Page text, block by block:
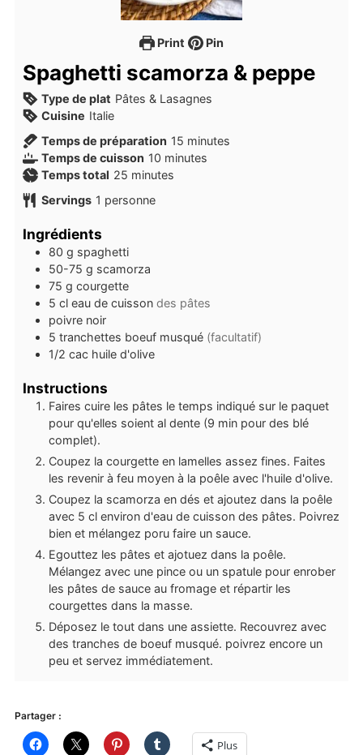
Print Pin
Spaghetti scamorza & peppe
Type de plat Pâtes & Lasagnes
Cuisine Italie
Temps de préparation 15 minutes
minutes
Temps de cuisson 10 minutes
minutes
Temps total 25 minutes
minutes
Servings 1 personne
Ingrédients
80 g spaghetti
50-75 g scamorza
75 g courgette
5 cl eau de cuisson des pâtes
poivre noir
5 tranchettes boeuf musqué (facultatif)
1/2 cac huile d'olive
Instructions
Faires cuire les pâtes le temps indiqué sur le paquet
pour qu'elles soient al dente (9 min pour des blé
complet).
Coupez la courgette en lamelles assez fines. Faites
les revenir à feu moyen à la poêle avec l'huile d'olive.
Coupez la scamorza en dés et ajoutez dans la poêle
avec 5 cl environ d'eau de cuisson des pâtes. Poivrez
bien et mélangez poru faire un sauce.
Egouttez les pâtes et ajotuez dans la poêle.
Mélangez avec une pince ou un spatule pour enrober
les pâtes de sauce au fromage et répartir les
courgettes dans la masse.
Déposez le tout dans une assiette. Recouvrez avec
des tranches de boeuf musqué. poivrez encore un
peu et servez immédiatement.
Partager :
Plus